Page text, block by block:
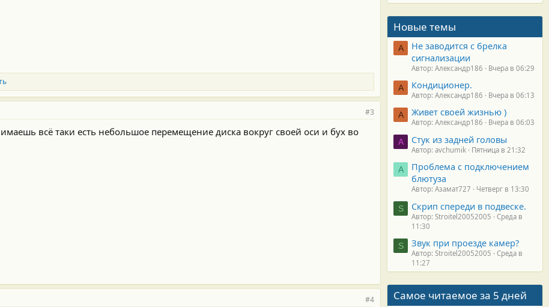
#3
всё таки есть небольшое перемещение диска вокруг своей оси и бух во
#4
Новые темы
А
Не заводится с брелка
сигнализации
Автор: Александр186 Вчера в 06:29
А Кондиционер.
Автор: Александр186 Вчера в 06:13
А Живет своей жизнью )
Автор: Александр186 Вчера в 06:03
A Стук из задней головы
Автор: avchumik Пятница в 21:32
А
Проблема с подключением
блютуза
Автор: Азамат727 Четверг в 13:30
S Скрип спереди в подвеске.
Автор: Stroitel20052005
Среда в
11:30
S Звук при проезде камер?
Автор: Stroitel20052005
Среда в
11:27
Самое читаемое за 5 дней